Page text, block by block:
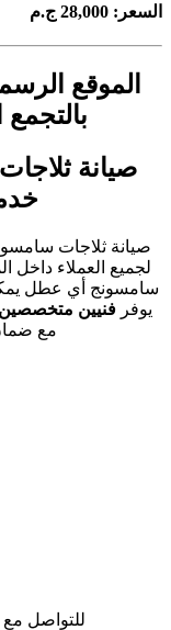
السعر: 28,000 ج.م
الموقع
بالتجمع
صيانة
صيانة ثلاجات
لجميع العملاء داخل
سامسونج أي عطل
يوفرفنيين متخصصين
مع
للتواصل